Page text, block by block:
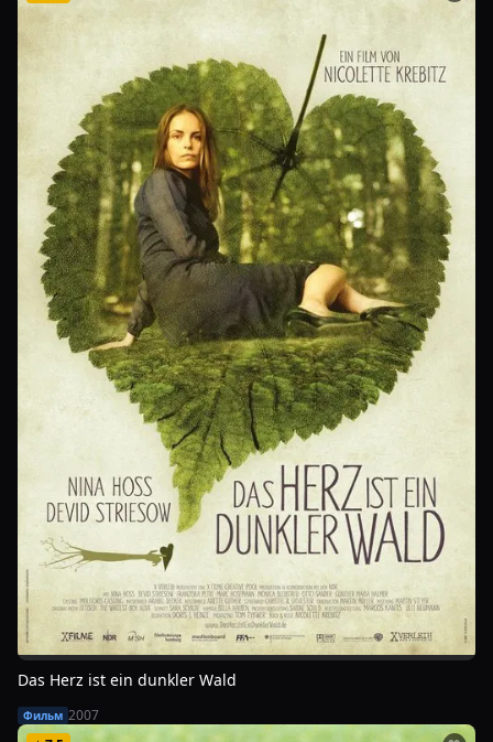
Das Herz ist ein dunkler Wald
Фильм 2007